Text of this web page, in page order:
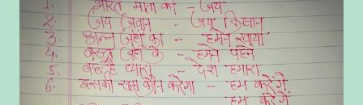
आज वही ज्ञान मैं अपने विद्यार्थियों तक पहुँचा रहा हूँ । मेरे साइन्स के गुरुवर..... मैं
आपसे बहुत ही ज्यादा प्रभावित रहा, आज मैं भी आपके पदचिन्हो पर चलकर साइन्स
टीचर बना , आप अच्छे अध्यापक होने के साथ - साथ आप में अच्छे मानवीय...